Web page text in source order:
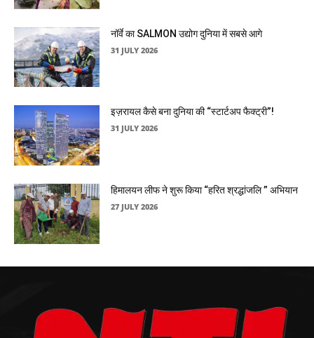
नॉर्वे का SALMON उद्योग दुनिया में सबसे आगे
31 JULY 2026
इज़रायल कैसे बना दुनिया की “स्टार्टअप फैक्ट्री”!
31 JULY 2026
हिमालयन लीफ ने शुरू किया “हरित श्रद्धांजलि ” अभियान
27 JULY 2026